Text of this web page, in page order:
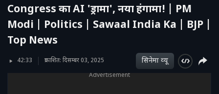
Congress का AI 'ड्रामा', नया हंगामा! | PM
Modi | Politics | Sawaal India Ka | BJP |
Top News
42:33 प्रकाशित: दिसम्बर 03, 2025 सिनेमा व्‍यू
Advertisement